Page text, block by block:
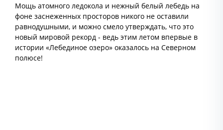
Мощь атомного ледокола и нежный белый лебедь на
фоне заснеженных просторов никого не оставили
равнодушными, и можно смело утверждать, что это
новый мировой рекорд - ведь этим летом впервые в
истории «Лебединое озеро» оказалось на Северном
полюсе!